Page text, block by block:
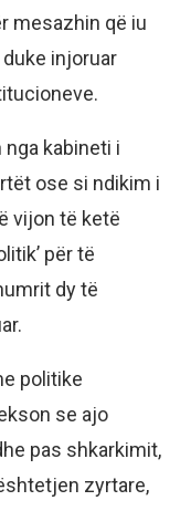
mesazhin që iu
injoruar
kabineti i
ose si ndikim i
vijon të ketë
për të
dy të
politike
se ajo
pas shkarkimit,
zyrtare,